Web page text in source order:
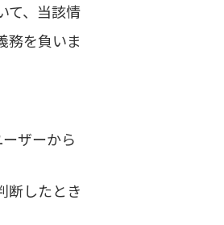
て、当該情
務を負いま
ザーから
断したとき